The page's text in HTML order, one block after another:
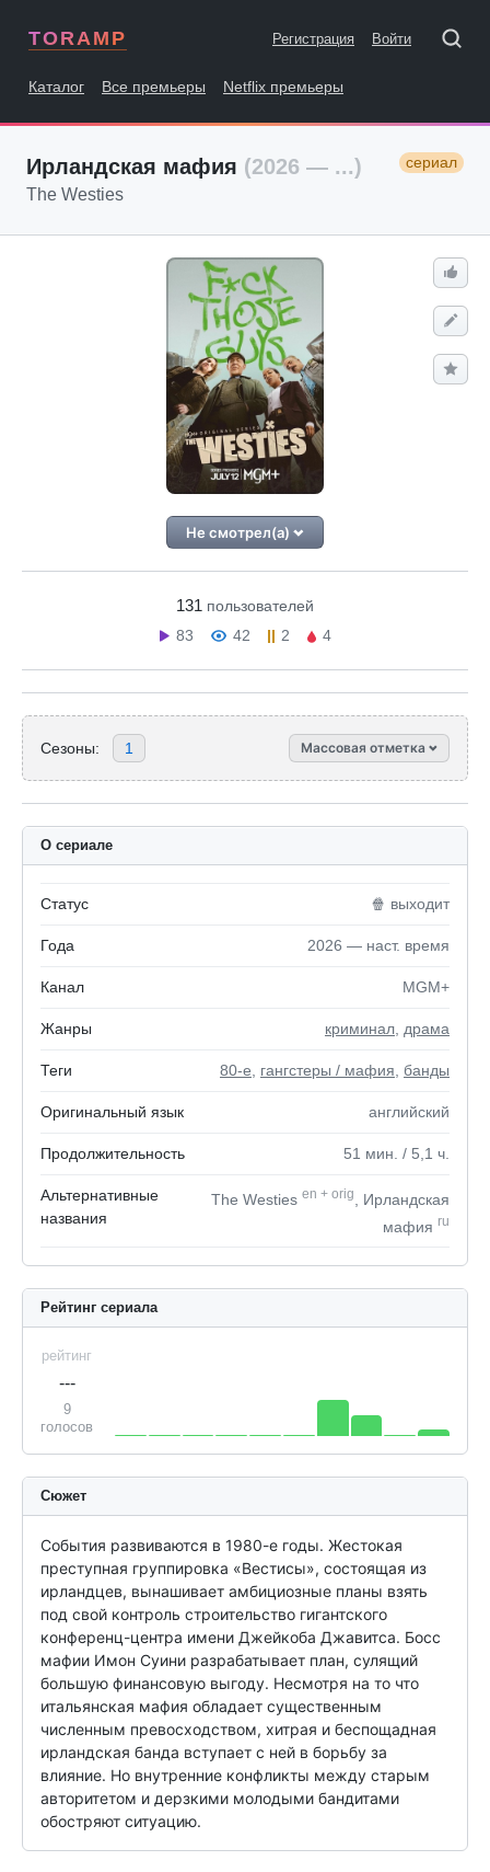
TORAMP Регистрация Войти
Каталог Все премьеры Netflix премьеры
Ирландская мафия (2026 — ...) сериал
The Westies
Не смотрел(а)
131 пользователей
83
42 2 4
Сезоны: 1 Массовая отметка
О сериале
Статус 🍿 выходит
Года 2026 — наст. время
Канал MGM+
Жанры криминал драма
Теги 80-е гангстеры / мафия банды
Оригинальный язык английский
Продолжительность 51 мин. / 5,1 ч.
Альтернативные
названия
The Westies en + orig
, Ирландская
мафия ru
Рейтинг сериала
рейтинг
---
9
голосов
Сюжет
События развиваются в 1980-е годы. Жестокая
преступная группировка «Вестисы», состоящая из
ирландцев, вынашивает амбициозные планы взять
под свой контроль строительство гигантского
конференц-центра имени Джейкоба Джавитса. Босс
мафии Имон Суини разрабатывает план, сулящий
большую финансовую выгоду. Несмотря на то что
итальянская мафия обладает существенным
численным превосходством, хитрая и беспощадная
ирландская банда вступает с ней в борьбу за
влияние. Но внутренние конфликты между старым
авторитетом и дерзкими молодыми бандитами
обостряют ситуацию.